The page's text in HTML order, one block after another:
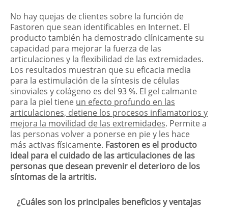
No hay quejas de clientes sobre la función de
Fastoren que sean identificables en Internet. El
producto también ha demostrado clínicamente su
capacidad para mejorar la fuerza de las
articulaciones y la flexibilidad de las extremidades.
Los resultados muestran que su eficacia media
para la estimulación de la síntesis de células
sinoviales y colágeno es del 93 %. El gel calmante
para la piel tiene un efecto profundo en las
articulaciones, detiene los procesos inflamatorios y
mejora la movilidad de las extremidades. Permite a
las personas volver a ponerse en pie y les hace
más activas físicamente. Fastoren es el producto
ideal para el cuidado de las articulaciones de las
personas que desean prevenir el deterioro de los
síntomas de la artritis.
¿Cuáles son los principales beneficios y ventajas